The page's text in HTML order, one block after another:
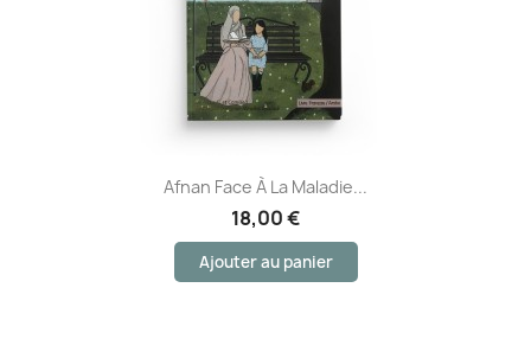
Afnan Face À La Maladie...
18,00 €
Ajouter au panier